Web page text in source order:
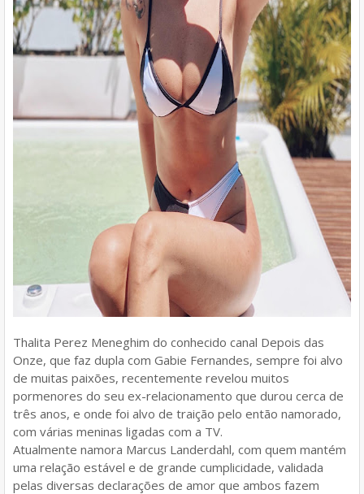
Thalita Perez Meneghim do conhecido canal Depois das
Onze, que faz dupla com Gabie Fernandes, sempre foi alvo
de muitas paixões, recentemente revelou muitos
pormenores do seu ex-relacionamento que durou cerca de
três anos, e onde foi alvo de traição pelo então namorado,
com várias meninas ligadas com a TV.
Atualmente namora Marcus Landerdahl, com quem mantém
uma relação estável e de grande cumplicidade, validada
pelas diversas declarações de amor que ambos fazem